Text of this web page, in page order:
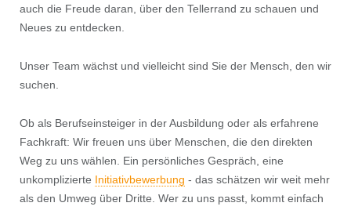
auch die Freude daran, über den Tellerrand zu schauen und
Neues zu entdecken.
Unser Team wächst und vielleicht sind Sie der Mensch, den wir
suchen.
Ob als Berufseinsteiger in der Ausbildung oder als erfahrene
Fachkraft: Wir freuen uns über Menschen, die den direkten
Weg zu uns wählen. Ein persönliches Gespräch, eine
unkomplizierte Initiativbewerbung - das schätzen wir weit mehr
als den Umweg über Dritte. Wer zu uns passt, kommt einfach